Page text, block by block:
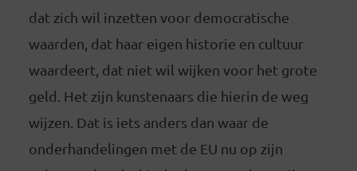
dat zich wil inzetten voor democratische
waarden, dat haar eigen historie en cultuur
waardeert, dat niet wil wijken voor het grote
geld. Het zijn kunstenaars die hierin de weg
wijzen. Dat is iets anders dan waar de
onderhandelingen met de EU nu op zijn